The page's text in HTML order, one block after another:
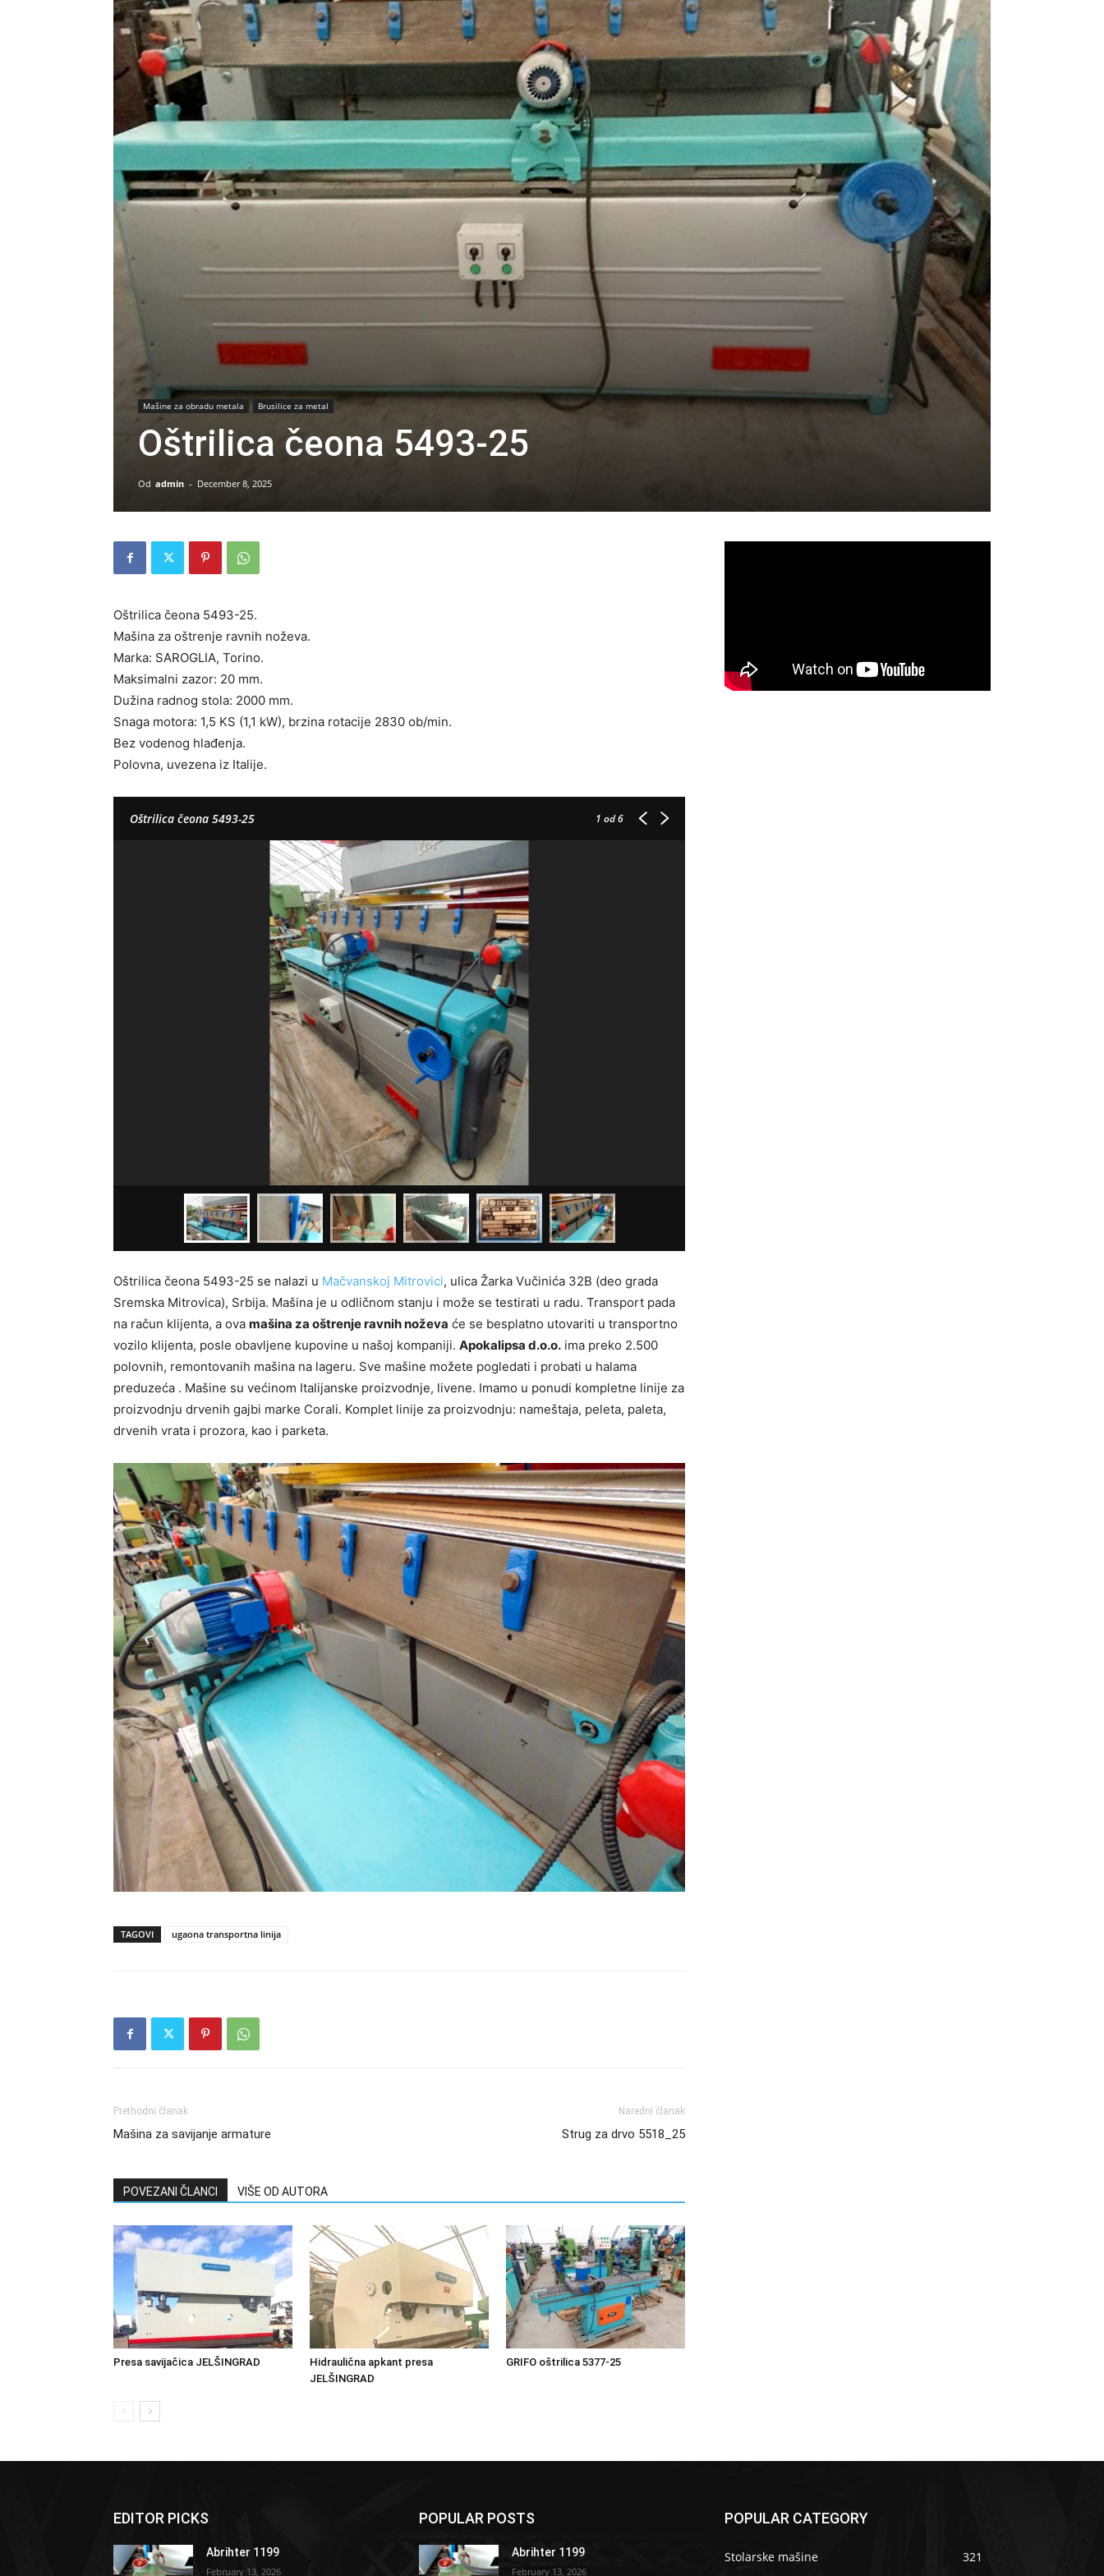
Mašine za obradu metala Brusilice za metal
Oštrilica čeona 5493-25
Od admin - December 8, 2025
Oštrilica čeona 5493-25.
Mašina za oštrenje ravnih noževa.
Marka: SAROGLIA, Torino.
Maksimalni zazor: 20 mm.
Dužina radnog stola: 2000 mm.
Snaga motora: 1,5 KS (1,1 kW), brzina rotacije 2830 ob/min.
Bez vodenog hlađenja.
Polovna, uvezena iz Italije.
Oštrilica čeona 5493-25 1 od 6
Oštrilica čeona 5493-25 se nalazi u Mačvanskoj Mitrovici, ulica Žarka Vučinića 32B (deo grada
Sremska Mitrovica), Srbija. Mašina je u odličnom stanju i može se testirati u radu. Transport pada
na račun klijenta, a ova mašina za oštrenje ravnih noževa će se besplatno utovariti u transportno
vozilo klijenta, posle obavljene kupovine u našoj kompaniji. Apokalipsa d.o.o. ima preko 2.500
polovnih, remontovanih mašina na lageru. Sve mašine možete pogledati i probati u halama
preduzeća . Mašine su većinom Italijanske proizvodnje, livene. Imamo u ponudi kompletne linije za
proizvodnju drvenih gajbi marke Corali. Komplet linije za proizvodnju: nameštaja, peleta, paleta,
drvenih vrata i prozora, kao i parketa.
TAGOVI ugaona transportna linija
Prethodni članak
Mašina za savijanje armature
Naredni članak
Strug za drvo 5518_25
POVEZANI ČLANCI VIŠE OD AUTORA
Presa savijačica JELŠINGRAD
Hidraulična apkant presa
JELŠINGRAD
GRIFO oštrilica 5377-25
EDITOR PICKS
Abrihter 1199
February 13, 2026
POPULAR POSTS
Abrihter 1199
February 13, 2026
POPULAR CATEGORY
Stolarske mašine
321